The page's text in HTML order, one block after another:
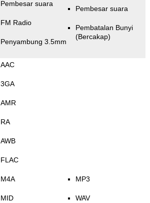
Pembesar suara
FM Radio
Penyambung 3.5mm
Pembesar suara
Pembatalan Bunyi
(Bercakap)
AAC
3GA
AMR
RA
AWB
FLAC
M4A
MID
MP3
WAV